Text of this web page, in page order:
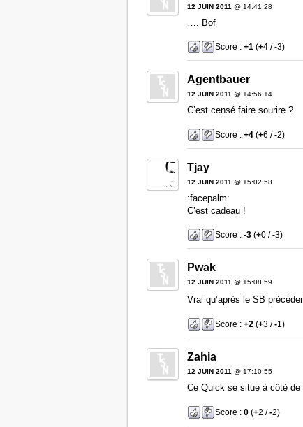
12 JUIN 2011 @ 14:41:28
…. Bof
Score : +1(+4 /-3)
Agentbauer
12 JUIN 2011@ 14:56:14
C’est censé faire sourire ?
Score : +4(+6 /-2)
Tjay
12 JUIN 2011 @ 15:02:58
:facepalm:
C’est cadeau !
Score : -3(+0 /-3)
Pwak
12 JUIN 2011@ 15:08:59
Vrai qu’après le SB
Score : +2(+3 /-1)
Zahia
12 JUIN 2011 @ 17:10:55
Ce Quick se situe à côté
Score : 0(+2 /-2)